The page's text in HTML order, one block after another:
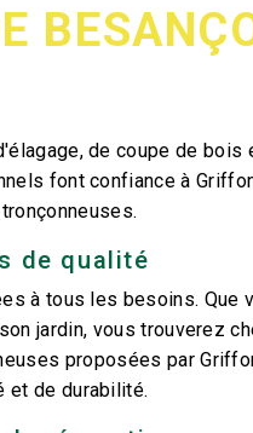
de coupe de bois
font confiance à
de qualité
à tous les besoins. Que
jardin, vous trouverez
proposées par
et de durabilité.